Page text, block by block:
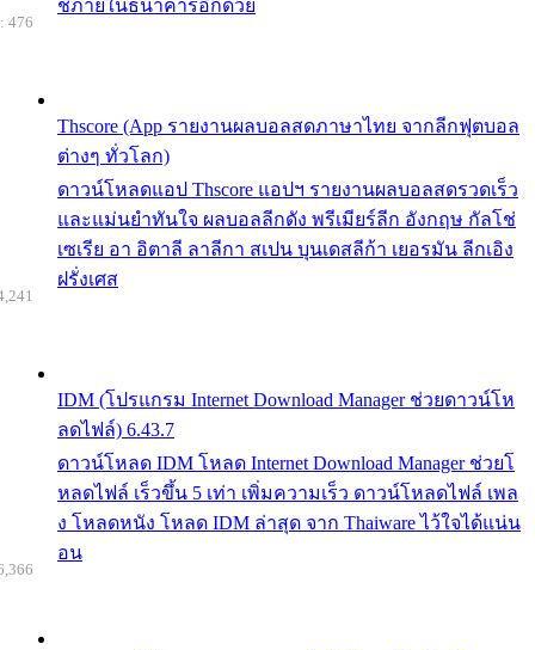
ช้ภายในธนาคารอีกด้วย
Thscore (App รายงานผลบอลสดภาษาไทย จากลีกฟุตบอล
ต่างๆ ทั่วโลก)
ดาวน์โหลดแอป Thscore แอปฯ รายงานผลบอลสดรวดเร็ว
และแม่นยำทันใจ ผลบอลลีกดัง พรีเมียร์ลีก อังกฤษ กัลโช่
เซเรีย อา อิตาลี ลาลีกา สเปน บุนเดสลีก้า เยอรมัน ลีกเอิง
ฝรั่งเศส
476
IDM (โปรแกรม Internet Download Manager ช่วยดาวน์โห
ลดไฟล์) 6.43.7
ดาวน์โหลด IDM โหลด Internet Download Manager ช่วยโ
หลดไฟล์ เร็วขึ้น 5 เท่า เพิ่มความเร็ว ดาวน์โหลดไฟล์ เพล
ง โหลดหนัง โหลด IDM ล่าสุด จาก Thaiware ไว้ใจได้แน่น
อน